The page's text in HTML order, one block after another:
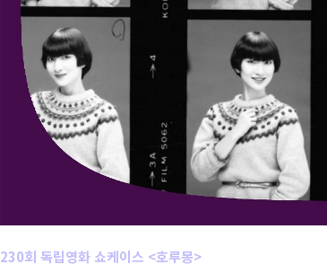
230회 독립영화 쇼케이스 <호루몽>